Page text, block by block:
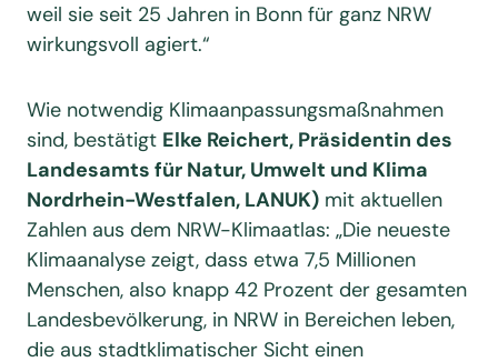
weil sie seit 25 Jahren in Bonn für ganz NRW
wirkungsvoll agiert.“
Wie notwendig Klimaanpassungsmaßnahmen
sind, bestätigt Elke Reichert, Präsidentin des
Landesamts für Natur, Umwelt und Klima
Nordrhein-Westfalen, LANUK) mit aktuellen
Zahlen aus dem NRW-Klimaatlas: „Die neueste
Klimaanalyse zeigt, dass etwa 7,5 Millionen
Menschen, also knapp 42 Prozent der gesamten
Landesbevölkerung, in NRW in Bereichen leben,
die aus stadtklimatischer Sicht einen